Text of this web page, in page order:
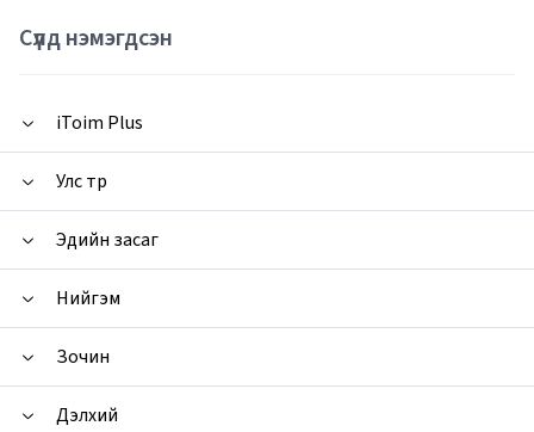
Сүүлд нэмэгдсэн
iToim Plus
Улс төр
Эдийн засаг
Нийгэм
Зочин
Дэлхий